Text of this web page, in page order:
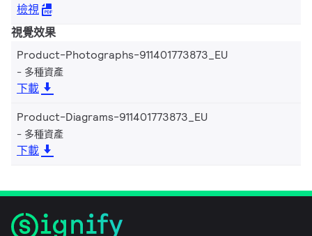
檢視
視覺效果
Product-Photographs-911401773873_EU
多種資產
下載
Product-Diagrams-911401773873_EU
多種資產
下載